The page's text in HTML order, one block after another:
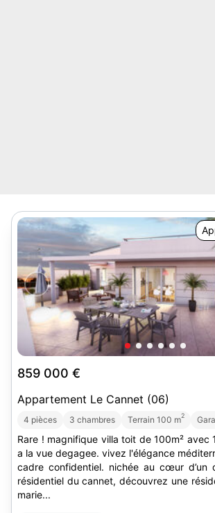
859 000 €
Appartement Le Cannet (06)
4 pièces 3 chambres Terrain 100 m2
Rare ! magnifique villa toit de 100m² avec
a la vue degagee. vivez l'élégance
cadre confidentiel. nichée au cœur d’un quartier calme et
résidentiel du cannet, découvrez une
marie...